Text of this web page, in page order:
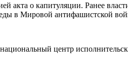
акта о капитуляции. Ранее
в Мировой антифашистской
национальный центр